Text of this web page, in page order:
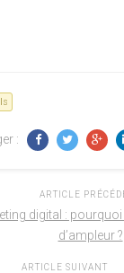
:
ARTICLE
digital :
d’ampleur ?
ARTICLE SUIVANT